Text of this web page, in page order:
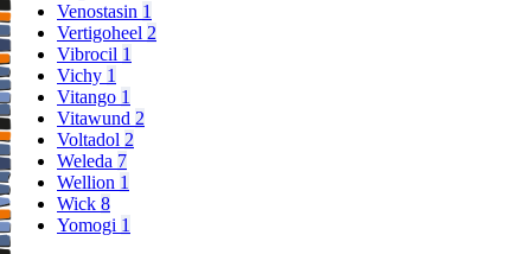
Venostasin 1
Vertigoheel 2
Vibrocil 1
Vichy 1
Vitango 1
Vitawund 2
Voltadol 2
Weleda 7
Wellion 1
Wick 8
Yomogi 1